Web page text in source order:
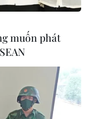
muốn phát